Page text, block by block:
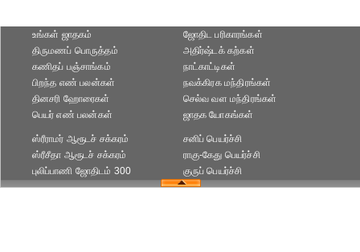
உங்கள் ஜாதகம்
திருமணப் பொருத்தம்
கணிதப் பஞ்சாங்கம்
ஜோதிட ப‌ரிகார‌ங்க‌ள்
அதிர்ஷ்டக் கற்கள்
நாட்காட்டிகள்
பிறந்த எண் பலன்கள்
தினசரி ஹோரைகள்
பெயர் எண் பலன்கள்
நவக்கிரக மந்திரங்கள்
செல்வ வள மந்திரங்கள்
ஜாதக யோகங்கள்
ஸ்ரீராமர் ஆரூடச் சக்கரம்
ஸ்ரீசீதா ஆரூடச் சக்கரம்
புலிப்பாணி ஜோதிடம் 300
சனிப் பெயர்ச்சி
ராகு-கேது பெயர்ச்சி
குருப் பெயர்ச்சி